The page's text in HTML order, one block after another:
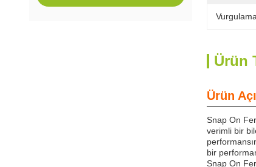
Ürün
Ürün
Snap On
verimli bir
bir
Snap On